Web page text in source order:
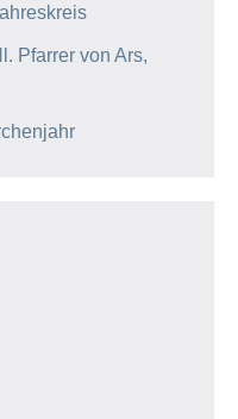
Pfarrer von Ars,